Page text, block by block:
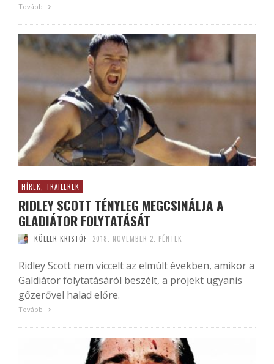
Tovább
HÍREK, TRAILEREK
RIDLEY SCOTT TÉNYLEG MEGCSINÁLJA A
GLADIÁTOR FOLYTATÁSÁT
KÖLLER KRISTÓF 2018. NOVEMBER 2. PÉNTEK
Ridley Scott nem viccelt az elmúlt években, amikor a
Galdiátor folytatásáról beszélt, a projekt ugyanis
gőzerővel halad előre.
Tovább